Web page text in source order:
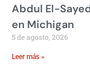
Abdul El-
en Michigan
5 de agosto, 2026
Leer más »